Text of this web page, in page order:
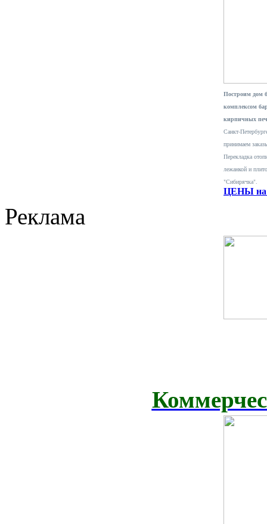
Построим дом
комплексом
кирпичных
Санкт-
принимаем
Перекладка
лежанкой и
"Сибирячка".
ЦЕНЫ на
Реклама